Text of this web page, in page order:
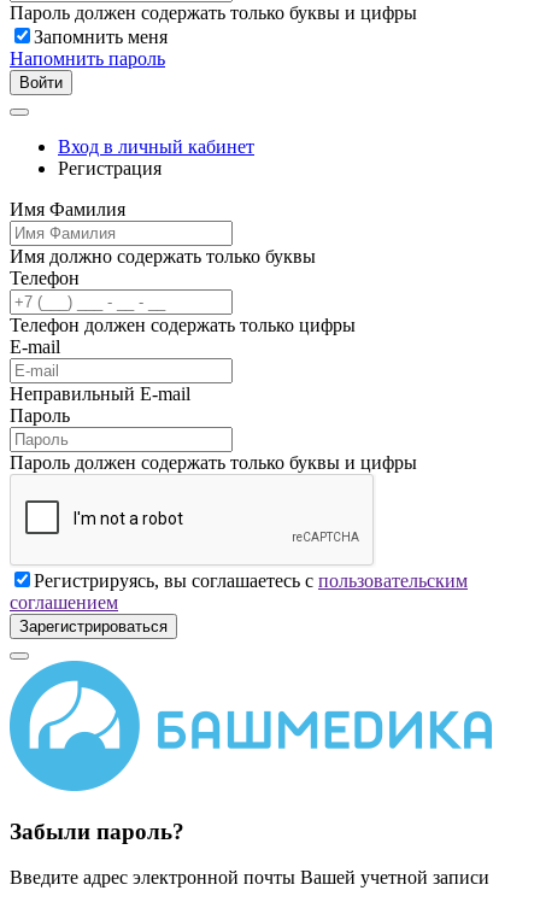
Пароль должен содержать только буквы и цифры
Запомнить меня
Напомнить пароль
Войти
Вход в личный кабинет
Регистрация
Имя Фамилия
Имя должно содержать только буквы
Телефон
Телефон должен содержать только цифры
E-mail
Неправильный E-mail
Пароль
Пароль должен содержать только буквы и цифры
Регистрируясь, вы соглашаетесь с пользовательским
соглашением
Зарегистрироваться
Забыли пароль?
Введите адрес электронной почты Вашей учетной записи